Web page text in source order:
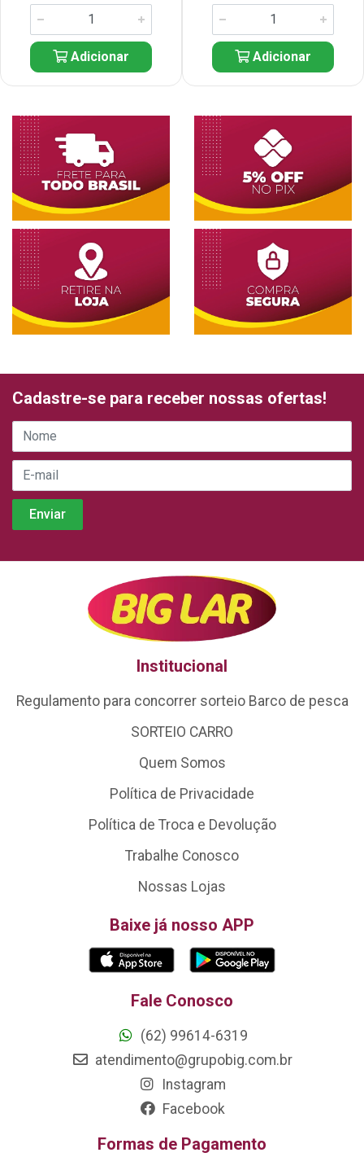
Adicionar Adicionar
Cadastre-se para receber nossas ofertas!
Institucional
Regulamento para concorrer sorteio Barco de pesca
SORTEIO CARRO
Quem Somos
Política de Privacidade
Política de Troca e Devolução
Trabalhe Conosco
Nossas Lojas
Baixe já nosso APP
Fale Conosco
(62) 99614-6319
atendimento@grupobig.com.br
Instagram
Facebook
Formas de Pagamento